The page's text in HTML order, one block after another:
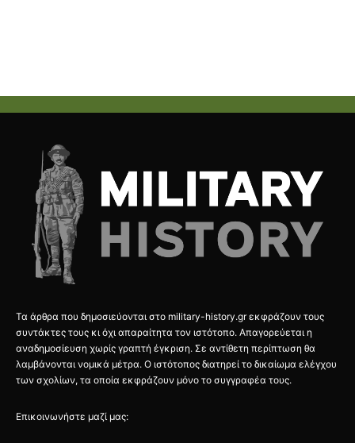
Τα άρθρα που δημοσιεύονται στο military-history.gr εκφράζουν τους
συντάκτες τους κι όχι απαραίτητα τον ιστότοπο. Απαγορεύεται η
αναδημοσίευση χωρίς γραπτή έγκριση. Σε αντίθετη περίπτωση θα
λαμβάνονται νομικά μέτρα. Ο ιστότοπος διατηρεί το δικαίωμα ελέγχου
των σχολίων, τα οποία εκφράζουν μόνο το συγγραφέα τους.
Επικοινωνήστε μαζί μας: